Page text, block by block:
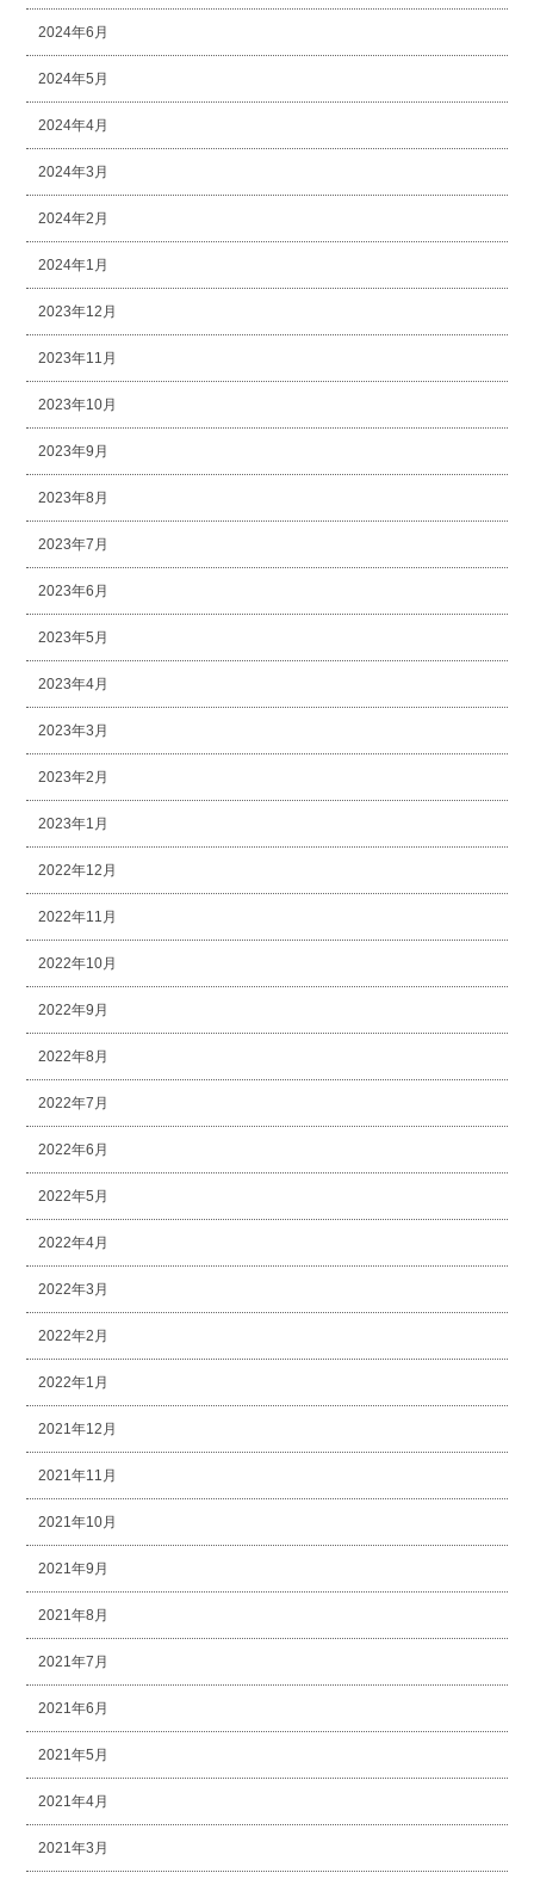
2024年6月
2024年5月
2024年4月
2024年3月
2024年2月
2024年1月
2023年12月
2023年11月
2023年10月
2023年9月
2023年8月
2023年7月
2023年6月
2023年5月
2023年4月
2023年3月
2023年2月
2023年1月
2022年12月
2022年11月
2022年10月
2022年9月
2022年8月
2022年7月
2022年6月
2022年5月
2022年4月
2022年3月
2022年2月
2022年1月
2021年12月
2021年11月
2021年10月
2021年9月
2021年8月
2021年7月
2021年6月
2021年5月
2021年4月
2021年3月